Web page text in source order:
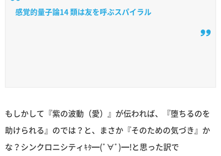
感覚的量子論14 類は友を呼ぶスパイラル
もしかして『紫の波動（愛）』が伝われば、『堕ちるのを
助けられる』のでは？と、まさか『そのための気づき』か
な？シンクロニシティｷﾀ━(ﾟ∀ﾟ)━!と思った訳で